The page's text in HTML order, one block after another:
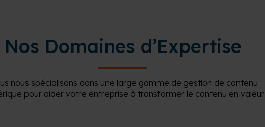
Nos Domaines d’Expertise
nous spécialisons dans une large gamme de gestion de contenu
pour aider votre entreprise à transformer le contenu en valeur.